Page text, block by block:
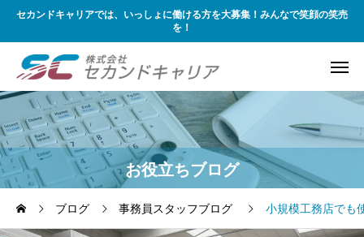
セカンドキャリアでは、いっしょに働ける方を大募集！みんなで笑顔の笑売
を！
お役立ちブログ
ブログ 事務員スタッフブログ 小規模工務店でも